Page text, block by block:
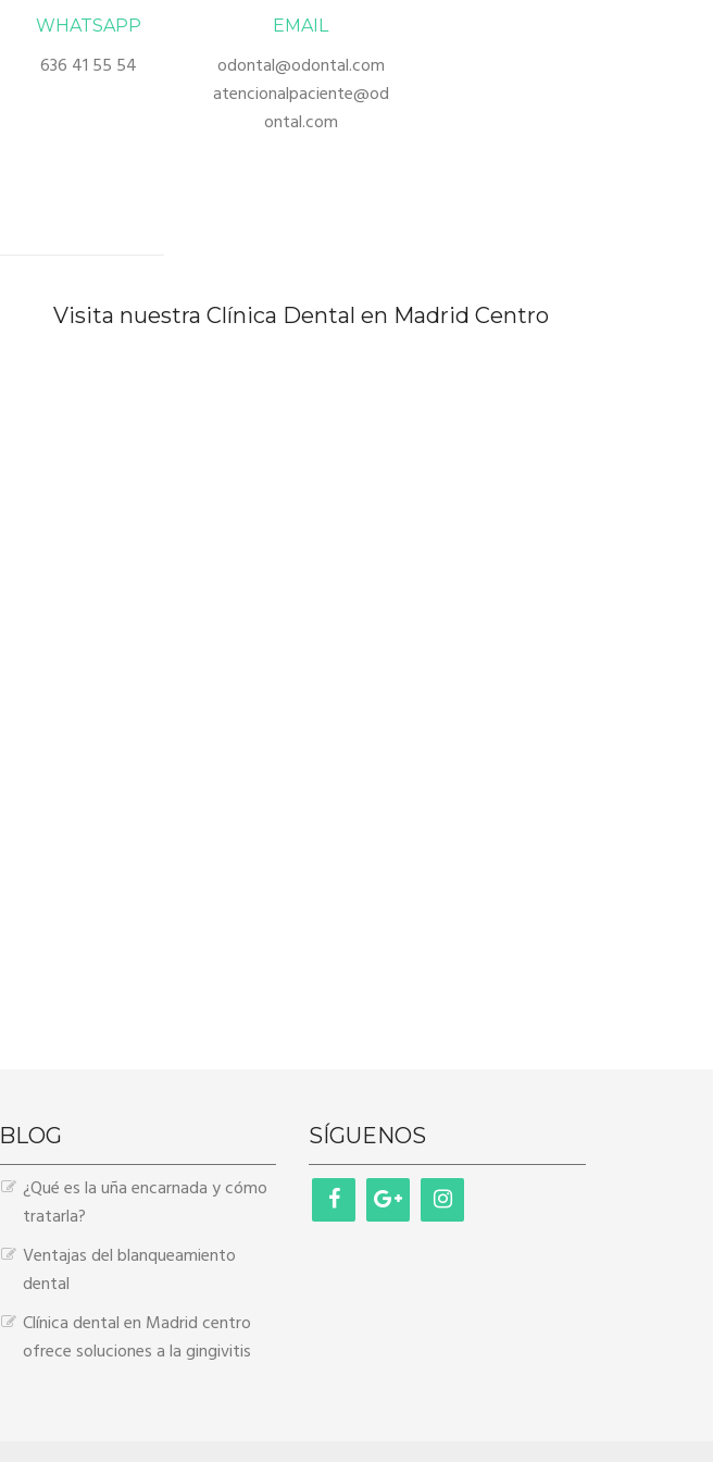
WHATSAPP
636 41 55 54
EMAIL
odontal@odontal.com
atencionalpaciente@od
ontal.com
Visita nuestra Clínica Dental en Madrid Centro
BLOG
¿Qué es la uña encarnada y cómo
tratarla?
Ventajas del blanqueamiento
dental
Clínica dental en Madrid centro
ofrece soluciones a la gingivitis
SÍGUENOS